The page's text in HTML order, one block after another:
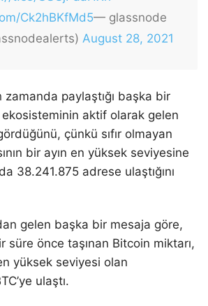
Ck2hBKfMd5— glassnode
August 28, 2021
zamanda paylaştığı başka bir
aktif olarak gelen
çünkü sıfır olmayan
bir ayın en yüksek seviyesine
38.241.875 adrese ulaştığını
gelen başka bir mesaja göre,
süre önce taşınan Bitcoin miktarı,
yüksek seviyesi olan
ulaştı.